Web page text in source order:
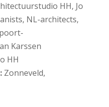
HH, Jo
NL-architects,
Karssen
HH
Zonneveld,